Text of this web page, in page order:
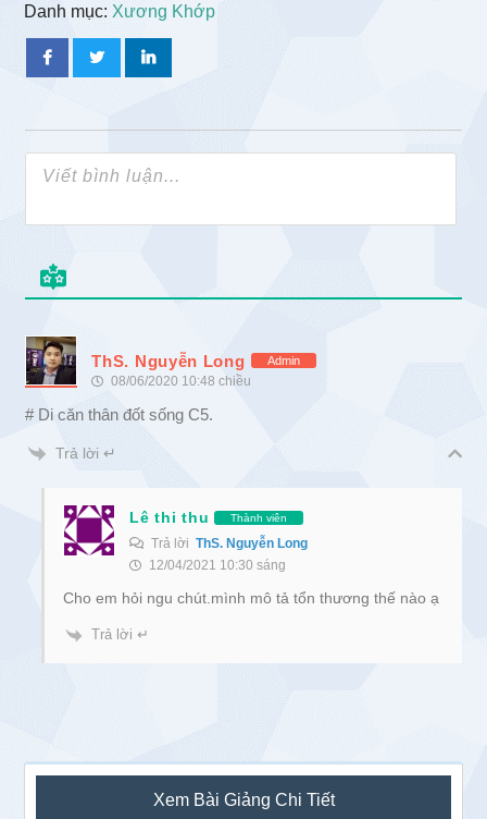
Danh mục: Xương Khớp
ThS. Nguyễn Long Admin
08/06/2020 10:48 chiều
# Di căn thân đốt sống C5.
Trả lời ↵
Lê thi thu Thành viên
Trả lờiThS. Nguyễn Long
12/04/2021 10:30 sáng
Cho em hỏi ngu chút.mình mô tả tổn thương thế nào ạ
Trả lời ↵
Sidebar
Xem Bài Giảng Chi Tiết